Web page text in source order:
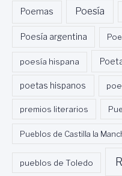
Poemas Poesía
Poesía argentina
poesía hispana
poetas hispanos
premios literarios
Pueblos de Castilla la
pueblos de Toledo